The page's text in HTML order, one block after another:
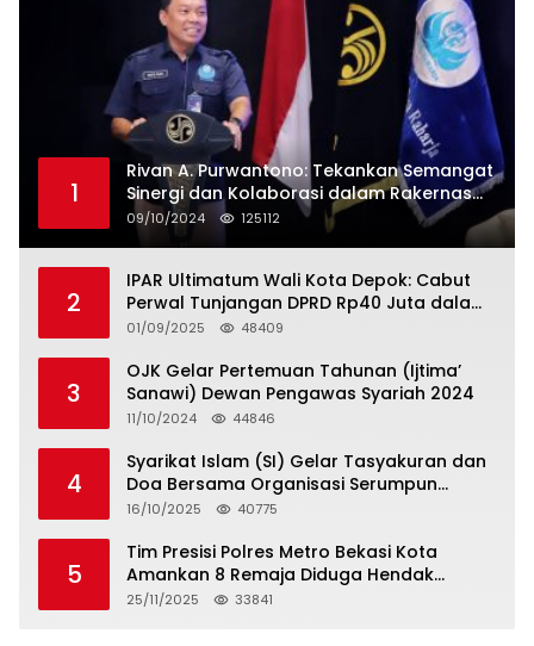
1
Rivan A. Purwantono: Tekankan Semangat
Sinergi dan Kolaborasi dalam Rakernas
Serikat Pekerja Jasa Raharja
09/10/2024 125112
2
IPAR Ultimatum Wali Kota Depok: Cabut
Perwal Tunjangan DPRD Rp40 Juta dalam
5 Hari atau Hadapi Aksi Rakyat
01/09/2025 48409
3
OJK Gelar Pertemuan Tahunan (Ijtima’
Sanawi) Dewan Pengawas Syariah 2024
11/10/2024 44846
4
Syarikat Islam (SI) Gelar Tasyakuran dan
Doa Bersama Organisasi Serumpun
Syarikat Islam Doa
16/10/2025 40775
5
Tim Presisi Polres Metro Bekasi Kota
Amankan 8 Remaja Diduga Hendak
Tawuran
25/11/2025 33841